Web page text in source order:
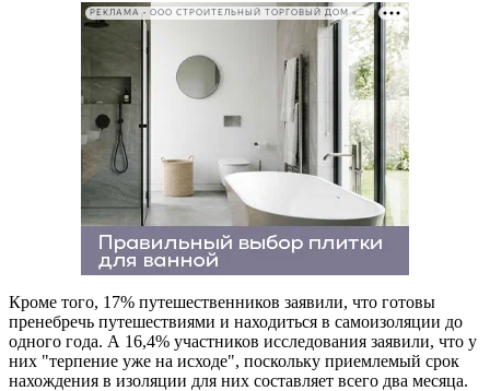
РЕКЛАМА • ООО СТРОИТЕЛЬНЫЙ ТОРГОВЫЙ ДОМ «ПЕТРОВИЧ». ИНН: 7802348846
Кроме того, 17% путешественников заявили, что готовы
пренебречь путешествиями и находиться в самоизоляции до
одного года. А 16,4% участников исследования заявили, что у
них "терпение уже на исходе", поскольку приемлемый срок
нахождения в изоляции для них составляет всего два месяца.